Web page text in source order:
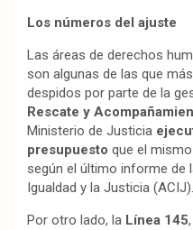
Los números del ajuste
Las áreas de derechos
son algunas de las que
despidos por parte de la
Rescate y
Ministerio de Justicia
presupuesto que el
según el último informe de
Igualdad y la Justicia (ACIJ).
Por otro lado, la Línea 145